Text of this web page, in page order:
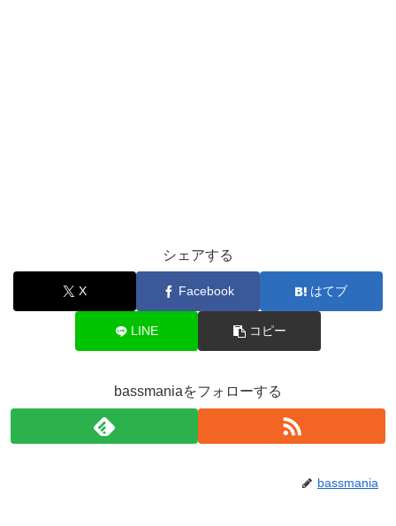
シェアする
X Facebook はてブ
LINE コピー
bassmaniaをフォローする
bassmania